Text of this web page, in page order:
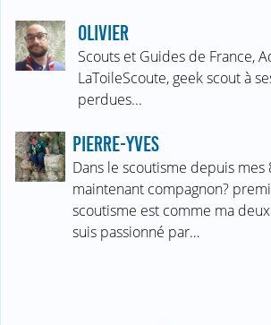
OLIVIER
Scouts et Guides de France,
LaToileScoute, geek scout à
perdues...
PIERRE-YVES
Dans le scoutisme depuis mes
maintenant compagnon?
scoutisme est comme ma
suis passionné par…